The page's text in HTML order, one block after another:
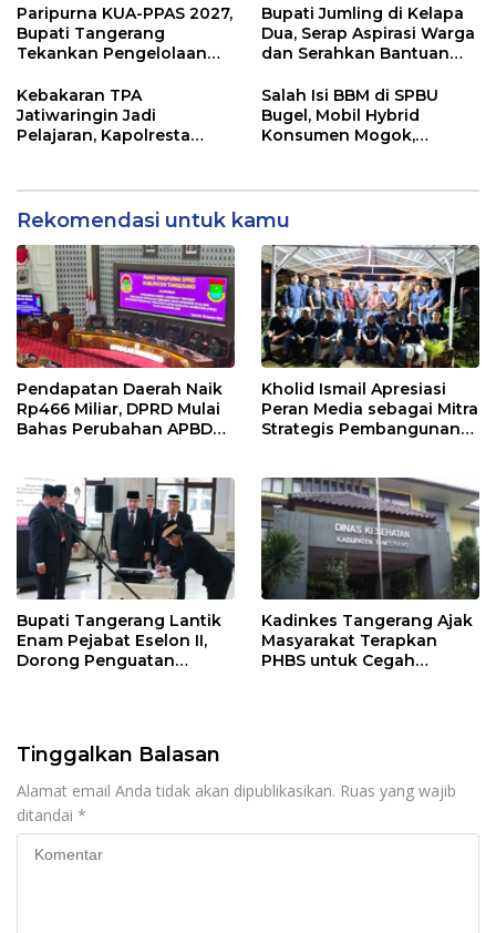
Didorong Terapkan SNI
Paripurna KUA-PPAS 2027,
Bupati Tangerang
Tekankan Pengelolaan
Dampak El Nino
Bupati Jumling di Kelapa
Dua, Serap Aspirasi Warga
dan Serahkan Bantuan
Kebakaran TPA
Jatiwaringin Jadi
Pelajaran, Kapolresta
Ditingkatkan
Salah Isi BBM di SPBU
Bugel, Mobil Hybrid
Konsumen Mogok,
Rekomendasi untuk kamu
Pendapatan Daerah Naik
Rp466 Miliar, DPRD Mulai
Bahas Perubahan APBD
Kholid Ismail Apresiasi
Peran Media sebagai Mitra
Strategis Pembangunan
Bupati Tangerang Lantik
Enam Pejabat Eselon II,
Dorong Penguatan
Kadinkes Tangerang Ajak
Masyarakat Terapkan
PHBS untuk Cegah
Tinggalkan Balasan
Alamat email Anda tidak akan dipublikasikan. Ruas yang wajib
ditandai *